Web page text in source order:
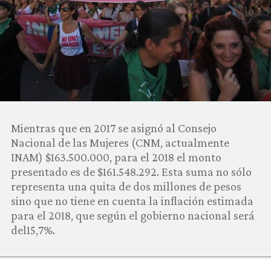
QUIÉNES SOMOS
Mientras que en 2017 se asignó al Consejo
Nacional de las Mujeres (CNM, actualmente
INAM) $163.500.000, para el 2018 el monto
presentado es de $161.548.292. Esta suma no sólo
representa una quita de dos millones de pesos
sino que no tiene en cuenta la inflación estimada
para el 2018, que según el gobierno nacional será
del15,7%.